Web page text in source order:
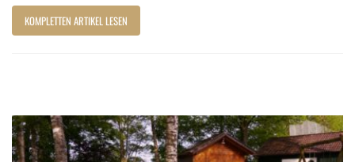
KOMPLETTEN ARTIKEL LESEN